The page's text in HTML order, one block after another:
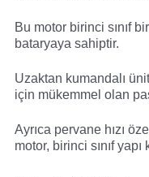
Bu motor birinci sınıf
bataryaya sahiptir.
Uzaktan kumandalı
için mükemmel olan
Ayrıca pervane hızı
motor, birinci sınıf